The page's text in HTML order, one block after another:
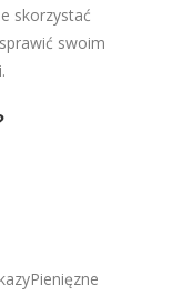
skorzystać
swoim